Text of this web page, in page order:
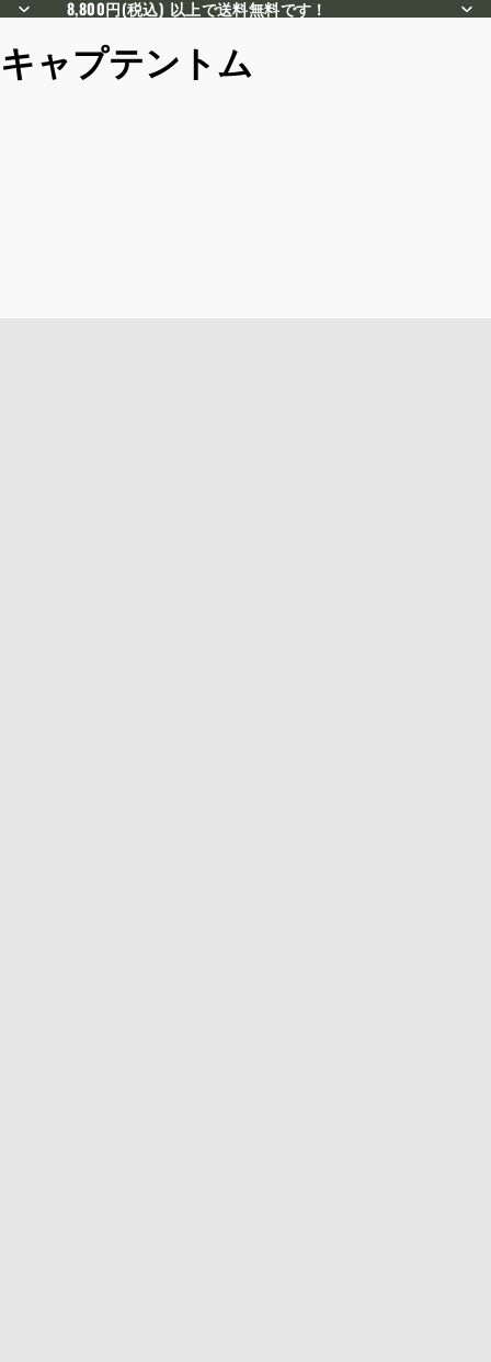
8,800円(税込) 以上で送料無料です！
キャプテントム